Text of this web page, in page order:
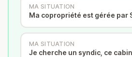
MA SITUATION
Ma copropriété est gérée par
MA SITUATION
Je cherche un syndic, ce